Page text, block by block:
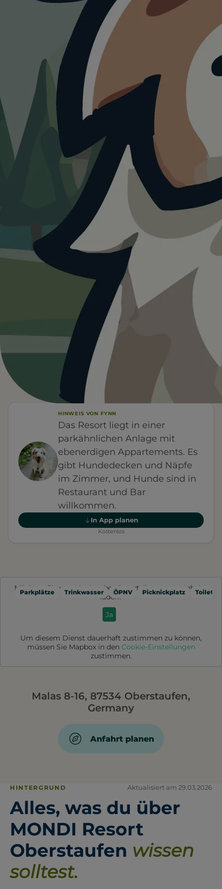
MONDI Resort
Oberstaufen
Heute ist
für MONDI Resort
Oberstaufen.
OpenWeatherMap
FÜR EUCH RELEVANT Leinenpflicht
HINWEIS VON FYNN
Das Resort liegt in einer
parkähnlichen Anlage mit
ebenerdigen Appartements. Es
gibt Hundedecken und Näpfe
im Zimmer, und Hunde sind in
Restaurant und Bar
willkommen.
In App planen
Kostenlos
Parkplätze Trinkwasser ÖPNV Picknickplatz
Möchten Sie von Mapbox
bereitgestellte externe Inhalte
laden?
Ja
Um diesem Dienst dauerhaft zustimmen zu können,
müssen Sie Mapboxin den Cookie-Einstellungen
zustimmen.
Malas 8-16, 87534 Oberstaufen,
Germany
Anfahrt planen
HINTERGRUND Aktualisiert am 29.03.2026
Alles, was du über
MONDI Resort
Oberstaufen wissen
solltest.